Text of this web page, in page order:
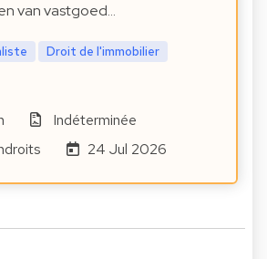
van vastgoed…
Droit de l'immobilier
Indéterminée
24 Jul 2026